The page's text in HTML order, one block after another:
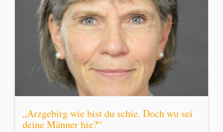
„Arzgebirg wie bist du schie. Doch wu sei
deine Männer hie?“